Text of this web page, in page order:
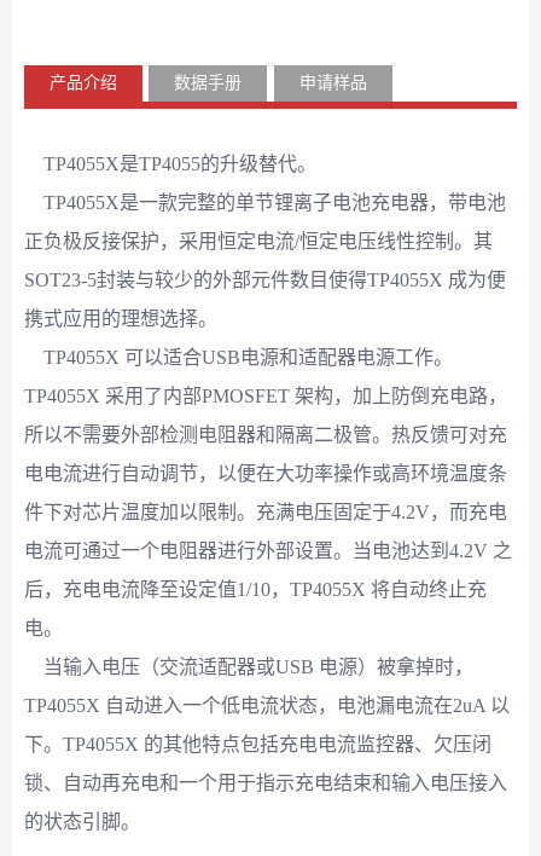
产品介绍 数据手册 申请样品
TP4055X是TP4055的升级替代。
TP4055X是一款完整的单节锂离子电池充电器，带电池
正负极反接保护，采用恒定电流/恒定电压线性控制。其
SOT23-5封装与较少的外部元件数目使得TP4055X 成为便
携式应用的理想选择。
TP4055X 可以适合USB电源和适配器电源工作。
TP4055X 采用了内部PMOSFET 架构，加上防倒充电路，
所以不需要外部检测电阻器和隔离二极管。热反馈可对充
电电流进行自动调节，以便在大功率操作或高环境温度条
件下对芯片温度加以限制。充满电压固定于4.2V，而充电
电流可通过一个电阻器进行外部设置。当电池达到4.2V 之
后，充电电流降至设定值1/10，TP4055X 将自动终止充
电。
当输入电压（交流适配器或USB 电源）被拿掉时，
TP4055X 自动进入一个低电流状态，电池漏电流在2uA 以
下。TP4055X 的其他特点包括充电电流监控器、欠压闭
锁、自动再充电和一个用于指示充电结束和输入电压接入
的状态引脚。